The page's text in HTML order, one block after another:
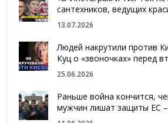
сантехников, ведущих
13.07.2026
Людей накрутили против
Куц о «звоночках» перед
25.06.2026
Раньше война кончится,
мужчин лишат защиты ЕС